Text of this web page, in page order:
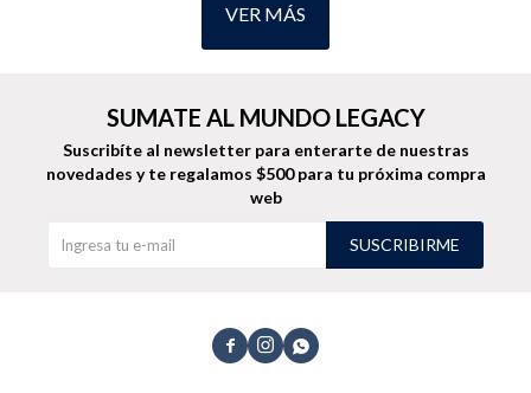
VER MÁS
  
SUMATE AL MUNDO LEGACY
Suscribíte al newsletter para enterarte de nuestras
novedades y te regalamos $500 para tu próxima compra
web
SUSCRIBIRME